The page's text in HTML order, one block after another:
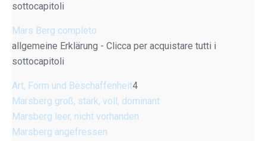
sottocapitoli
Mars Berg completo
allgemeine Erklärung - Clicca per acquistare tutti i
sottocapitoli
Art, Form und Beschaffenheit4
Marsberg groß, stark, voll, dominant
Marsberg leer, nicht vorhanden
Marsberg angefressen